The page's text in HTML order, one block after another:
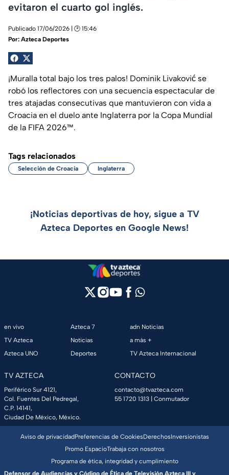
evitaron el cuarto gol inglés.
Publicado 17/06/2026 | 🕑 15:46
Por: Azteca Deportes
¡Muralla total bajo los tres palos! Dominik Livaković se
robó los reflectores con una secuencia espectacular de
tres atajadas consecutivas que mantuvieron con vida a
Croacia en el duelo ante Inglaterra por la Copa Mundial
de la FIFA 2026™.
Tags relacionados
Selección de Croacia Inglaterra
¡Noticias deportivas de hoy, sigue a TV
Azteca Deportes en Google News!
en vivo
TV Azteca
Azteca UNO
Azteca 7
Noticias
Deportes
adn Noticias
a más +
TV Azteca Internacional
TV AZTECA
Periférico Sur 4121,
Col. Fuentes Del Pedregal,
C.P. 14141,
Ciudad De México, México.
CONTACTO
contacto@tvazteca.com
55 1720 1313 | Conmutador
Aviso de privacidadPreferencias de CookiesDerechosInversionistas
Promo EspacioTrabaja con nosotros
Programa de ética, integridad y cumplimiento